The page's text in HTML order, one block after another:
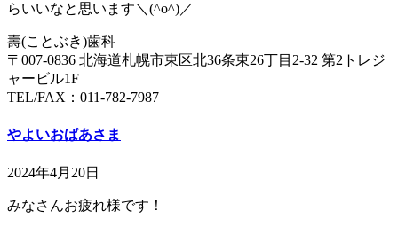
らいいなと思います＼(^o^)／
壽(ことぶき)歯科
〒007-0836 北海道札幌市東区北36条東26丁目2-32 第2トレジ
ャービル1F
TEL/FAX：011-782-7987
やよいおばあさま
2024年4月20日
みなさんお疲れ様です！